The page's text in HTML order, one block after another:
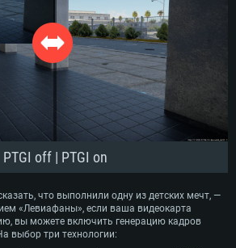
PTGI off | PTGI on
что выполнили одну из детских мечт, —
«Левиафаны», если ваша видеокарта
вы можете включить генерацию кадров
выбор три технологии: